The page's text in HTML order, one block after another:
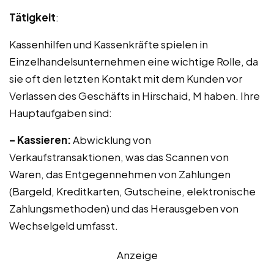
Tätigkeit:
Kassenhilfen und Kassenkräfte spielen in
Einzelhandelsunternehmen eine wichtige Rolle, da
sie oft den letzten Kontakt mit dem Kunden vor
Verlassen des Geschäfts in Hirschaid, M haben. Ihre
Hauptaufgaben sind:
– Kassieren:Abwicklung von
Verkaufstransaktionen, was das Scannen von
Waren, das Entgegennehmen von Zahlungen
(Bargeld, Kreditkarten, Gutscheine, elektronische
Zahlungsmethoden) und das Herausgeben von
Wechselgeld umfasst.
Anzeige